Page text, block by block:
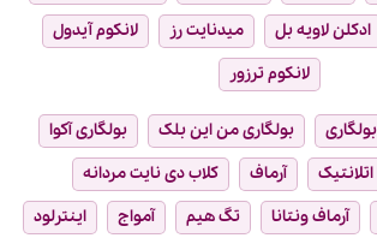
ادکلن لاویه بل میدنایت رز
لانکوم آیدول
لانکوم ترزور
بولگاری من این بلک
بولگاری آکوا
آرماف
کلاب دی نایت مردانه
آرماف ونتانا تگ هیم آمواج
اینترلود